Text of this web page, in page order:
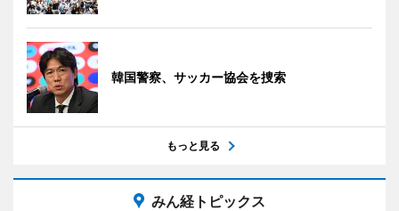
韓国警察、サッカー協会を捜索
もっと見る
みん経トピックス